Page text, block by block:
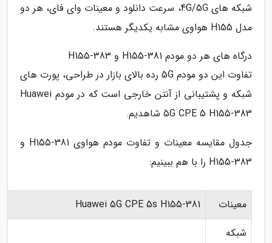
شبکه های 4G/5G، سرعت دانلود و معینات وای فای، هر دو
مدل H155 هواوی مشابه یکدیگر هستند.
درگاه های هر دو مودم H155-381 و H155-383
تفاوت این دو مودم 5G رده بالای بازار در طراحی، پورت های
شبکه و پشتیبانی از آنتن خارجی است که در مودم Huawei
5G CPE 5 H155-383 شاهدیم.
جدول مقایسه معینات و تفاوت مودم هواوی H155-381 و
H155-383 را با هم ببینیم:
معینات
Huawei 5G CPE 5s H155-381
شبکه